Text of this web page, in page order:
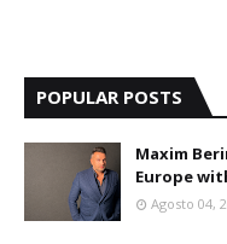
POPULAR POSTS
Maxim
Europe
Agosto 04,